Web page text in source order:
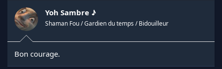
n
s
:
Yoh Sambre ♪
Shaman Fou / Gardien du temps / Bidouilleur
Bon courage.